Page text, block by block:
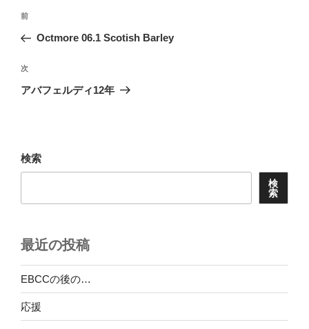
投
ナ
ビ
ゲ
ン
前
の
稿
前
Octmore 06.1 Scotish Barley
次
の
次
アバフェルディ12年
検索
検
索
最近の投稿
EBCCの後の…
応援